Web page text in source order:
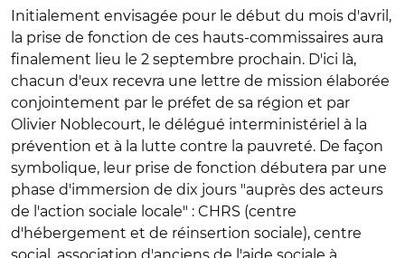
Initialement envisagée pour le début du mois d'avril,
la prise de fonction de ces hauts-commissaires aura
finalement lieu le 2 septembre prochain. D'ici là,
chacun d'eux recevra une lettre de mission élaborée
conjointement par le préfet de sa région et par
Olivier Noblecourt, le délégué interministériel à la
prévention et à la lutte contre la pauvreté. De façon
symbolique, leur prise de fonction débutera par une
phase d'immersion de dix jours "auprès des acteurs
de l'action sociale locale" : CHRS (centre
d'hébergement et de réinsertion sociale), centre